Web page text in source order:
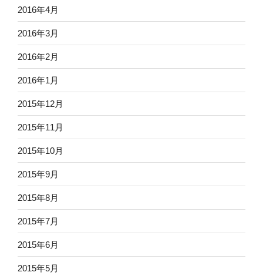
2016年4月
2016年3月
2016年2月
2016年1月
2015年12月
2015年11月
2015年10月
2015年9月
2015年8月
2015年7月
2015年6月
2015年5月